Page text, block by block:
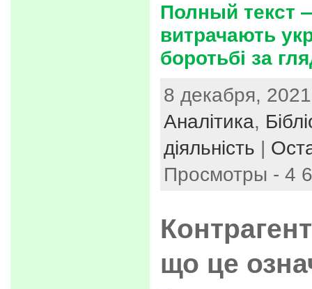
Полный текст
витрачають
боротьбі за
8 декабря,
Аналітика,
діяльність |
Просмотры - 4
що це